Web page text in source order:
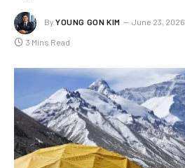
By YOUNG GON KIM June 23, 2026
3 Mins Read